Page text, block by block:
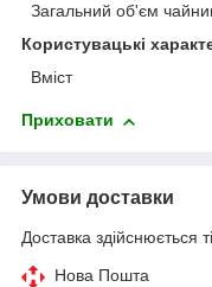
Загальний об'єм
Користувацькі
Вміст
Приховати
Умови доставки
Доставка здійснюється
Нова Пошта